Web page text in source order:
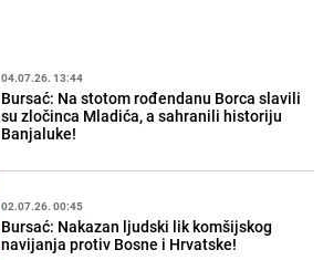
04.07.26. 13:44
Bursać: Na stotom rođendanu Borca slavili
su zločinca Mladića, a sahranili historiju
Banjaluke!
02.07.26. 00:45
Bursać: Nakazan ljudski lik komšijskog
navijanja protiv Bosne i Hrvatske!